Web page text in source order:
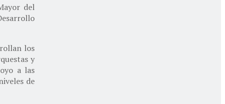
del
los
y
a las
de